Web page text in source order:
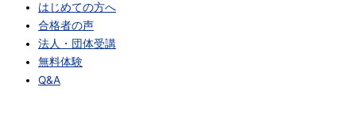
はじめての方へ
合格者の声
法人・団体受講
無料体験
Q&A